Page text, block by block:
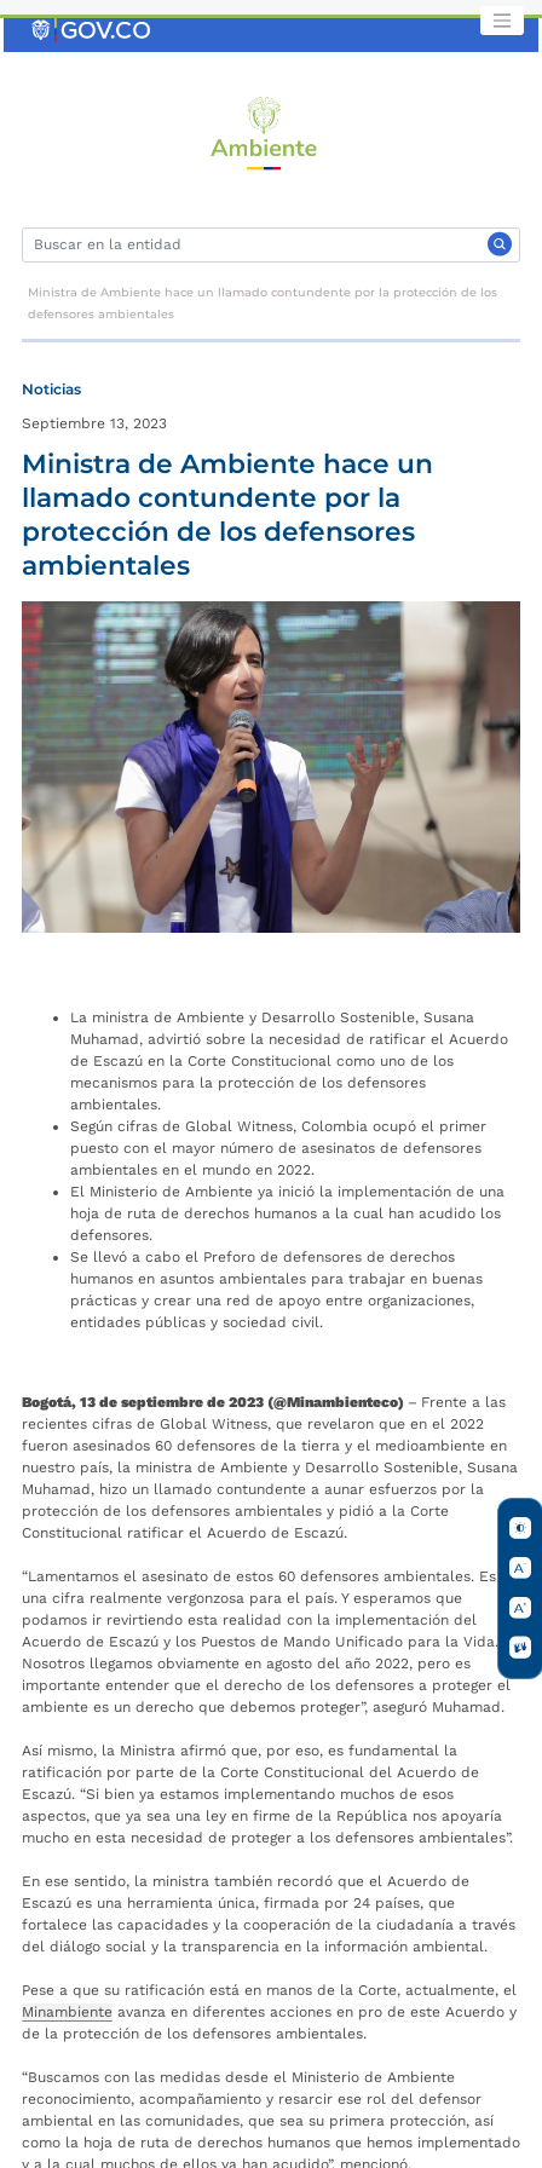
Ministra de Ambiente hace un llamado contundente por la protección de los
defensores ambientales
Noticias
Septiembre 13, 2023
Ministra de Ambiente hace un
llamado contundente por la
protección de los defensores
ambientales
La ministra de Ambiente y Desarrollo Sostenible, Susana
Muhamad, advirtió sobre la necesidad de ratificar el Acuerdo
de Escazú en la Corte Constitucional como uno de los
mecanismos para la protección de los defensores
ambientales.
Según cifras de Global Witness, Colombia ocupó el primer
puesto con el mayor número de asesinatos de defensores
ambientales en el mundo en 2022.
El Ministerio de Ambiente ya inició la implementación de una
hoja de ruta de derechos humanos a la cual han acudido los
defensores.
Se llevó a cabo el Preforo de defensores de derechos
humanos en asuntos ambientales para trabajar en buenas
prácticas y crear una red de apoyo entre organizaciones,
entidades públicas y sociedad civil.
Bogotá, 13 de septiembre de 2023 (@Minambienteco) – Frente a las
recientes cifras de Global Witness, que revelaron que en el 2022
fueron asesinados 60 defensores de la tierra y el medioambiente en
nuestro país, la ministra de Ambiente y Desarrollo Sostenible, Susana
Muhamad, hizo un llamado contundente a aunar esfuerzos por la
protección de los defensores ambientales y pidió a la Corte
Constitucional ratificar el Acuerdo de Escazú.
“Lamentamos el asesinato de estos 60 defensores ambientales. Es
una cifra realmente vergonzosa para el país. Y esperamos que
podamos ir revirtiendo esta realidad con la implementación del
Acuerdo de Escazú y los Puestos de Mando Unificado para la Vida.
Nosotros llegamos obviamente en agosto del año 2022, pero es
importante entender que el derecho de los defensores a proteger el
ambiente es un derecho que debemos proteger”, aseguró Muhamad.
Así mismo, la Ministra afirmó que, por eso, es fundamental la
ratificación por parte de la Corte Constitucional del Acuerdo de
Escazú. “Si bien ya estamos implementando muchos de esos
aspectos, que ya sea una ley en firme de la República nos apoyaría
mucho en esta necesidad de proteger a los defensores ambientales”.
En ese sentido, la ministra también recordó que el Acuerdo de
Escazú es una herramienta única, firmada por 24 países, que
fortalece las capacidades y la cooperación de la ciudadanía a través
del diálogo social y la transparencia en la información ambiental.
Pese a que su ratificación está en manos de la Corte, actualmente, el
Minambiente avanza en diferentes acciones en pro de este Acuerdo y
de la protección de los defensores ambientales.
“Buscamos con las medidas desde el Ministerio de Ambiente
reconocimiento, acompañamiento y resarcir ese rol del defensor
ambiental en las comunidades, que sea su primera protección, así
como la hoja de ruta de derechos humanos que hemos implementado